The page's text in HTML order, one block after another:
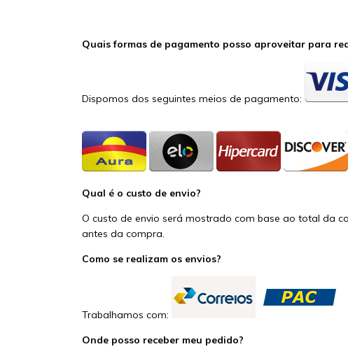
Quais formas de pagamento posso aproveitar para
Dispomos dos seguintes meios de pagamento:
Qual é o custo de envio?
O custo de envio será mostrado com base ao total da
antes da compra.
Como se realizam os envios?
Trabalhamos com:
Onde posso receber meu pedido?